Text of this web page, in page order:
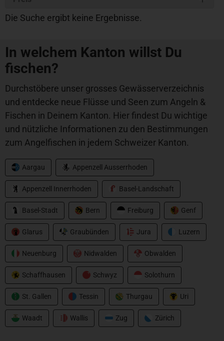
Die Suche ergibt keine Ergebnisse.
In welchem Kanton willst Du
fischen?
Durchstöbere unser grosses Gewässerverzeichnis
und entdecke neue Flüsse und Seen zum Angeln &
Fischen in Deinem Kanton. Hier findest Du wichtige
und nützliche Informationen zu den Bestimmungen
zum Angelfischen in jedem Schweizer Kanton.
Aargau Appenzell Ausserrhoden
Appenzell Innerrhoden Basel-Landschaft
Basel-Stadt Bern Freiburg Genf
Glarus Graubünden Jura Luzern
Neuenburg Nidwalden Obwalden
Schaffhausen Schwyz Solothurn
St. Gallen Tessin Thurgau Uri
Waadt Wallis Zug Zürich